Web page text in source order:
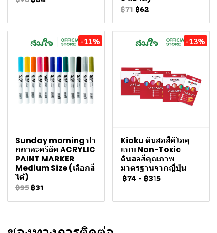
฿71 ฿62
-11%
Sunday morning ปา
กกาอะคริลิค ACRYLIC
PAINT MARKER
Medium Size (เลือกสี
ได้)
฿35 ฿31
-13%
Kioku ดินสอสีคิโอคุ
แบบ Non-Toxic
ดินสอสีคุณภาพ
มาตรฐานจากญี่ปุ่น
฿74 - ฿315